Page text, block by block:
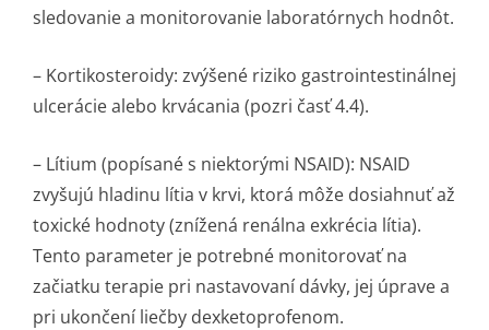
sledovanie a monitorovanie laboratórnych hodnôt.
– Kortikosteroidy: zvýšené riziko gastrointestinálnej
ulcerácie alebo krvácania (pozri časť 4.4).
– Lítium (popísané s niektorými NSAID): NSAID
zvyšujú hladinu lítia v krvi, ktorá môže dosiahnuť až
toxické hodnoty (znížená renálna exkrécia lítia).
Tento parameter je potrebné monitorovať na
začiatku terapie pri nastavovaní dávky, jej úprave a
pri ukončení liečby dexketoprofenom.